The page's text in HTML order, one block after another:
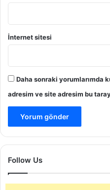
İnternet sitesi
Daha sonraki yorumlarımda
adresim ve site adresim bu
Follow Us